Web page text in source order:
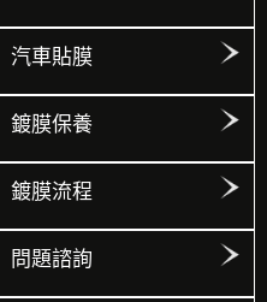
汽車貼膜
鍍膜保養
鍍膜流程
問題諮詢